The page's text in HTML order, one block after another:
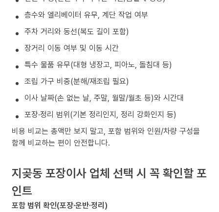
층수와 엘리베이터 유무, 계단 작업 여부
주차 거리와 동선(복도 길이 포함)
장거리 이동 여부 및 이동 시간
특수 물품 유무(대형 냉장고, 피아노, 돌침대 등)
조립 가구 비중(분해/재조립 필요)
이사 날짜(손 없는 날, 주말, 월말/월초 등)와 시간대
포장·정리 범위(기본 정리인지, 정리 강화인지 등)
비용 비교는 총액만 보지 말고, 포함 범위와 인원/차량 구성을
함께 비교하는 편이 안전합니다.
지곶동 포장이사 업체 선택 시 꼭 확인할 포
인트
포함 범위 확인(포장·운반·정리)